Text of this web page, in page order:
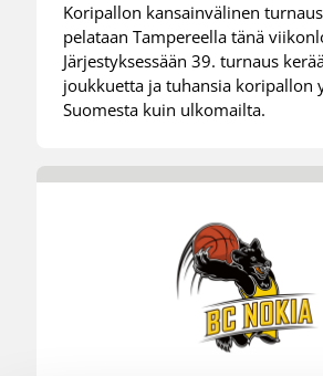
Koripallon kansainvälinen
pelataan Tampereella tänä
Järjestyksessään 39. turnaus
joukkuetta ja tuhansia koripallon
Suomesta kuin ulkomailta.